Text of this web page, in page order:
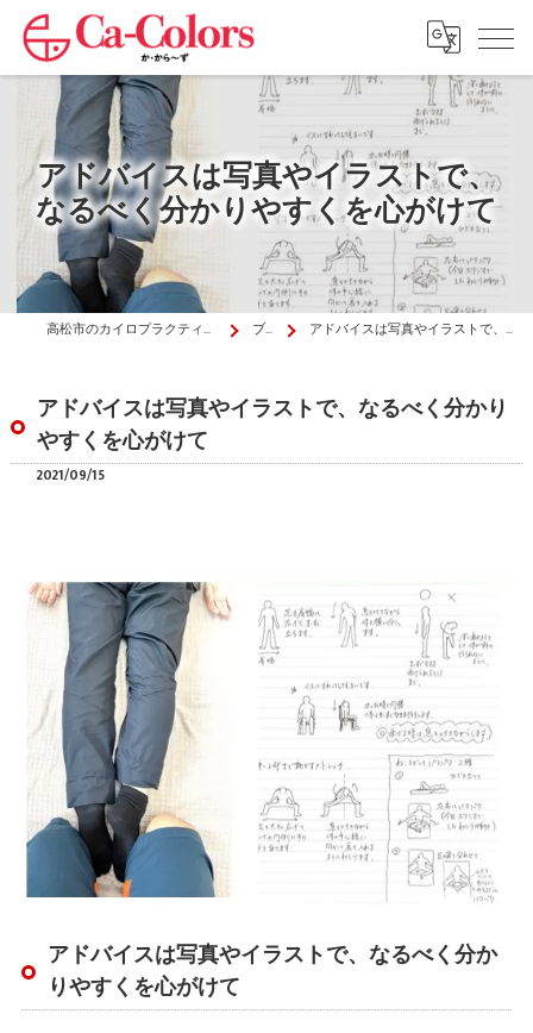
アドバイスは写真やイラストで、
なるべく分かりやすくを心がけて
高松市のカイロプラクティックはか・から～ず施術院 ブログ アドバイスは写真やイラストで、なるべく分かりやすくを心がけて
アドバイスは写真やイラストで、なるべく分かり
やすくを心がけて
2021/09/15
アドバイスは写真やイラストで、なるべく分か
りやすくを心がけて